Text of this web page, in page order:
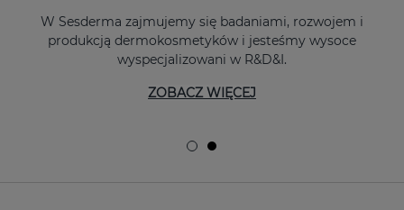
W Sesderma zajmujemy się badaniami, rozwojem i
produkcją dermokosmetyków i jesteśmy wysoce
wyspecjalizowani w R&D&I.
ZOBACZ WIĘCEJ